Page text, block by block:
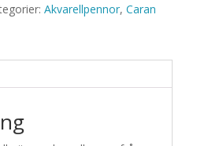
Akvarellpennor, Caran